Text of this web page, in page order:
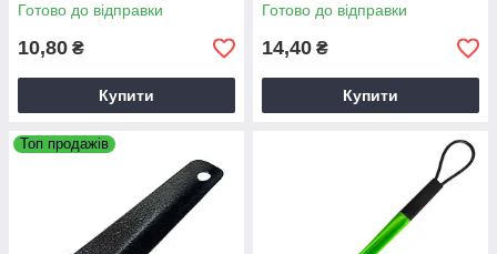
Готово до відправки
10,80 ₴
Купити
Готово до відправки
14,40 ₴
Купити
Топ продажів